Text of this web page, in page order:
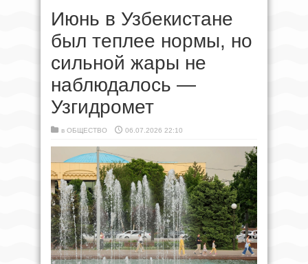
Июнь в Узбекистане
был теплее нормы, но
сильной жары не
наблюдалось —
Узгидромет
в ОБЩЕСТВО 06.07.2026 22:10